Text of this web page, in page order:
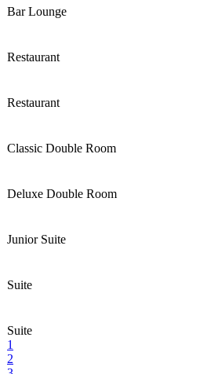
Bar Lounge
Restaurant
Restaurant
Classic Double Room
Deluxe Double Room
Junior Suite
Suite
Suite
1
2